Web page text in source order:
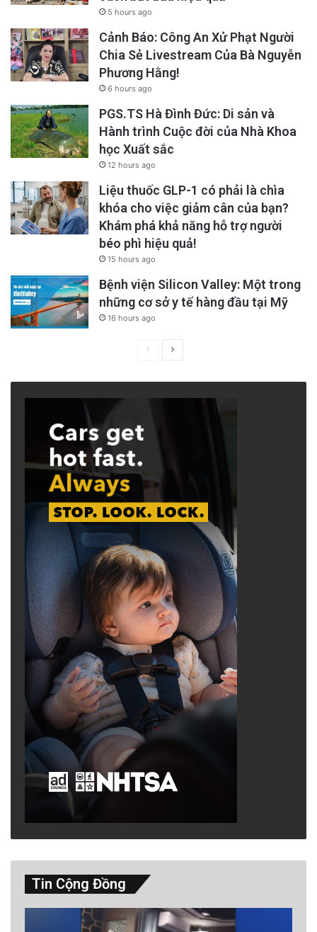
5 hours ago
Cảnh Báo: Công An Xử Phạt Người
Chia Sẻ Livestream Của Bà Nguyễn
Phương Hằng!
6 hours ago
PGS.TS Hà Đình Đức: Di sản và
Hành trình Cuộc đời của Nhà Khoa
học Xuất sắc
12 hours ago
Liệu thuốc GLP-1 có phải là chìa
khóa cho việc giảm cân của bạn?
Khám phá khả năng hỗ trợ người
béo phì hiệu quả!
15 hours ago
Bệnh viện Silicon Valley: Một trong
những cơ sở y tế hàng đầu tại Mỹ
16 hours ago
PreviousNext
Tin Cộng Đồng